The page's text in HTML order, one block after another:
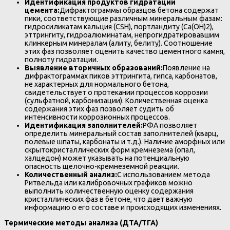
Идентификация продуктов гидратации
цемента:Дифрактограммы образцов бетона содержат
пики, соответствующие различным минеральным фазам:
гидросиликатам кальция (CSH), портландиту (Ca(OH)2),
эттрингиту, гидроалюминатам, непрогидратировавшим
клинкерным минералам (алиту, белиту). Соотношение
этих фаз позволяет оценить качество цементного камня,
полноту гидратации.
Выявление вторичных образований:Появление на
дифрактограммах пиков эттрингита, гипса, карбонатов,
не характерных для нормального бетона,
свидетельствует о протекании процессов коррозии
(сульфатной, карбонизации). Количественная оценка
содержания этих фаз позволяет судить об
интенсивности коррозионных процессов.
Идентификация заполнителей:РФА позволяет
определить минеральный состав заполнителей (кварц,
полевые шпаты, карбонаты и т.д.). Наличие аморфных или
скрытокристаллических форм кремнезема (опал,
халцедон) может указывать на потенциальную
опасность щелочно-кремнеземной реакции.
Количественный анализ:С использованием метода
Ритвельда или калибровочных графиков можно
выполнить количественную оценку содержания
кристаллических фаз в бетоне, что дает важную
информацию о его составе и происходящих изменениях.
Термические методы анализа (ДТА/ТГА)